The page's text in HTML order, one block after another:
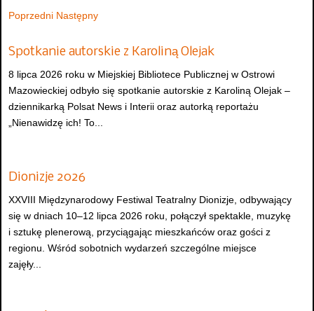
Poprzedni Następny
Spotkanie autorskie z Karoliną Olejak
8 lipca 2026 roku w Miejskiej Bibliotece Publicznej w Ostrowi
Mazowieckiej odbyło się spotkanie autorskie z Karoliną Olejak –
dziennikarką Polsat News i Interii oraz autorką reportażu
„Nienawidzę ich! To...
Dionizje 2026
XXVIII Międzynarodowy Festiwal Teatralny Dionizje, odbywający
się w dniach 10–12 lipca 2026 roku, połączył spektakle, muzykę
i sztukę plenerową, przyciągając mieszkańców oraz gości z
regionu. Wśród sobotnich wydarzeń szczególne miejsce
zajęły...